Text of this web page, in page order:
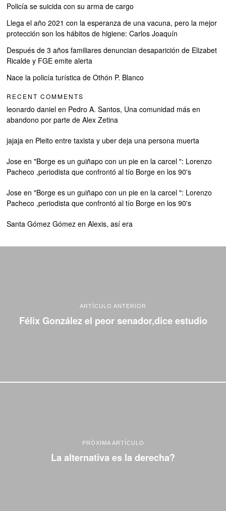
Policía se suicida con su arma de cargo
Llega el año 2021 con la esperanza de una vacuna, pero la mejor
protección son los hábitos de higiene: Carlos Joaquín
Después de 3 años familiares denuncian desaparición de Elizabet
Ricalde y FGE emite alerta
Nace la policía turística de Othón P. Blanco
RECENT COMMENTS
leonardo daniel en Pedro A. Santos, Una comunidad más en
abandono por parte de Alex Zetina
jajaja en Pleito entre taxista y uber deja una persona muerta
Jose en"Borge es un guiñapo con un pie en la carcel ": Lorenzo
Pacheco ,periodista que confrontó al tío Borge en los 90's
Jose en"Borge es un guiñapo con un pie en la carcel ": Lorenzo
Pacheco ,periodista que confrontó al tío Borge en los 90's
Santa Gómez Gómez enAlexis, así era
ARTÍCULO ANTERIOR
Félix González el peor senador,dice estudio
PRÓXIMA ARTÍCULO
La alternativa es la derecha?